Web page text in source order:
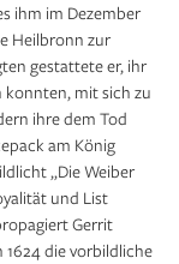
ihm im Dezember
Heilbronn zur
gestattete er, ihr
konnten, mit sich zu
ihre dem Tod
am König
„Die Weiber
und List
Gerrit
1624 die vorbildliche